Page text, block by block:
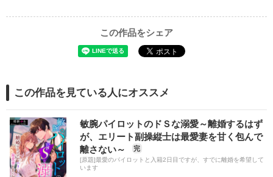
この作品をシェア
この作品を見ている人にオススメ
敏腕パイロットのドＳな溺愛～離婚するはず
が、エリート副操縦士は最愛妻を甘く包んで
離さない～
完
[原題]最愛のパイロットと入籍2日目ですが、すでに離婚を希望して
います